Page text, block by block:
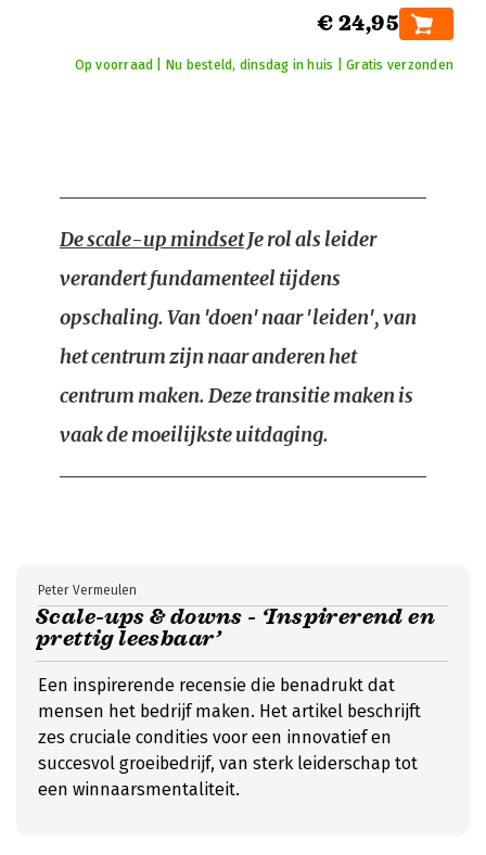
€ 24,95
Op voorraad | Nu besteld, dinsdag in huis | Gratis verzonden
De scale-up mindsetJe rol als leider
verandert fundamenteel tijdens
opschaling. Van 'doen' naar 'leiden', van
het centrum zijn naar anderen het
centrum maken. Deze transitie maken is
vaak de moeilijkste uitdaging.
Scale-ups & downs - ‘Inspirerend en
prettig leesbaar’
Peter Vermeulen
Een inspirerende recensie die benadrukt dat
mensen het bedrijf maken. Het artikel beschrijft
zes cruciale condities voor een innovatief en
succesvol groeibedrijf, van sterk leiderschap tot
een winnaarsmentaliteit.